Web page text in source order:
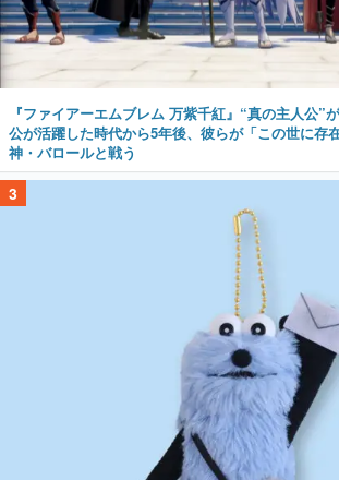
『ファイアーエムブレム 万紫千紅』“真の主人公”
公が活躍した時代から5年後、彼らが「この世に存
神・バロールと戦う
3